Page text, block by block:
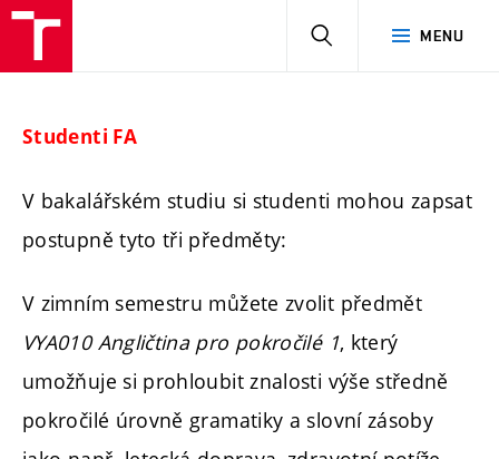
MENU
Studenti FA
V bakalářském studiu si studenti mohou zapsat
postupně tyto tři předměty:
V zimním semestru můžete zvolit předmět
VYA010 Angličtina pro pokročilé 1, který
umožňuje si prohloubit znalosti výše středně
pokročilé úrovně gramatiky a slovní zásoby